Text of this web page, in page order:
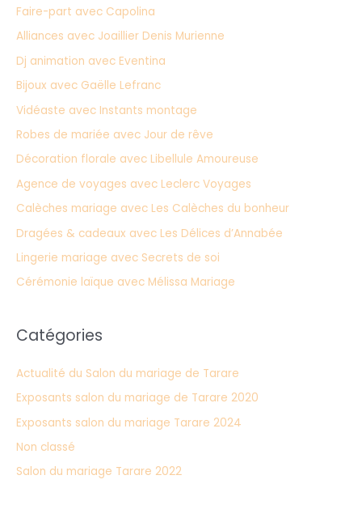
Faire-part avec Capolina
Alliances avec Joaillier Denis Murienne
Dj animation avec Eventina
Bijoux avec Gaëlle Lefranc
Vidéaste avec Instants montage
Robes de mariée avec Jour de rêve
Décoration florale avec Libellule Amoureuse
Agence de voyages avec Leclerc Voyages
Calèches mariage avec Les Calèches du bonheur
Dragées & cadeaux avec Les Délices d’Annabée
Lingerie mariage avec Secrets de soi
Cérémonie laïque avec Mélissa Mariage
Catégories
Actualité du Salon du mariage de Tarare
Exposants salon du mariage de Tarare 2020
Exposants salon du mariage Tarare 2024
Non classé
Salon du mariage Tarare 2022